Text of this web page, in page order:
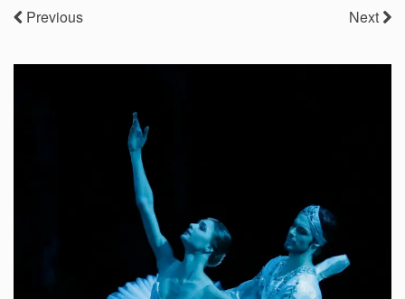
Previous Next